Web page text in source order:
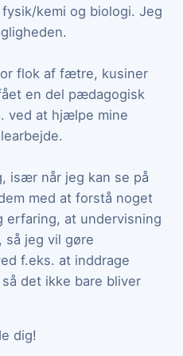
kemi og biologi. Jeg
flok af fætre, kusiner
en del pædagogisk
ved at hjælpe mine
især når jeg kan se på
med at forstå noget
erfaring, at undervisning
så jeg vil gøre
f.eks. at inddrage
det ikke bare bliver
dig!